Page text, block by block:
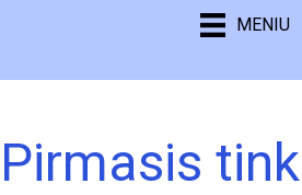
MENIU
Pirmasis